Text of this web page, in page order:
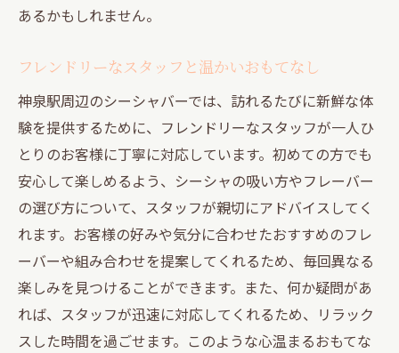
シーシャとアートの融合空間
神泉駅そばで楽しむシーシャとリラックス空間
日常を忘れるリラクゼーションタイム
カフェ感覚で楽しめるシーシャ
ゆったりとしたソファで心地よい時間
仕事帰りに立ち寄りたいスポット
おしゃれな音楽が流れる空間
昼間でも楽しめるシーシャ体験
シーシャ初心者も安心神泉駅近くのおしゃれス
ポット
初心者に優しいスタッフのサポート
あるかもしれません。
フレンドリーなスタッフと温かいおもてなし
神泉駅周辺のシーシャバーでは、訪れるたびに新鮮な体
験を提供するために、フレンドリーなスタッフが一人ひ
とりのお客様に丁寧に対応しています。初めての方でも
安心して楽しめるよう、シーシャの吸い方やフレーバー
の選び方について、スタッフが親切にアドバイスしてく
れます。お客様の好みや気分に合わせたおすすめのフレ
ーバーや組み合わせを提案してくれるため、毎回異なる
楽しみを見つけることができます。また、何か疑問があ
れば、スタッフが迅速に対応してくれるため、リラック
スした時間を過ごせます。このような心温まるおもてな